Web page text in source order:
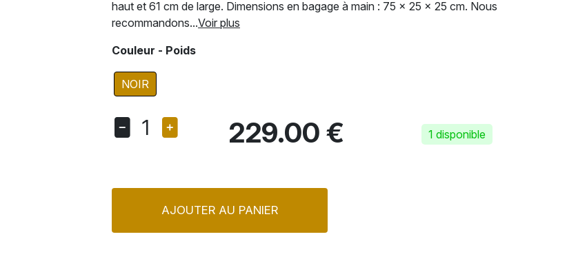
haut et 61 cm de large. Dimensions en bagage à main : 75 x 25 x 25 cm. Nous
recommandons...Voir plus
Couleur - Poids
NOIR
1 229.00 € 1 disponible
AJOUTER AU PANIER